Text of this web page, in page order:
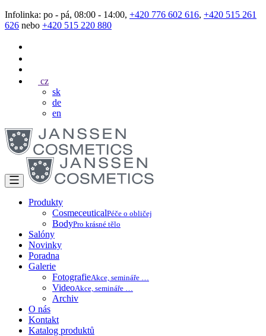
Infolinka: po - pá, 08:00 - 14:00, +420 776 602 616, +420 515 261
626 nebo +420 515 220 880
cz
sk
de
en
Produkty
CosmeceuticalPéče o obličej
BodyPro krásné tělo
Salóny
Novinky
Poradna
Galerie
FotografieAkce, semináře …
VideoAkce, semináře …
Archiv
O nás
Kontakt
Katalog produktů